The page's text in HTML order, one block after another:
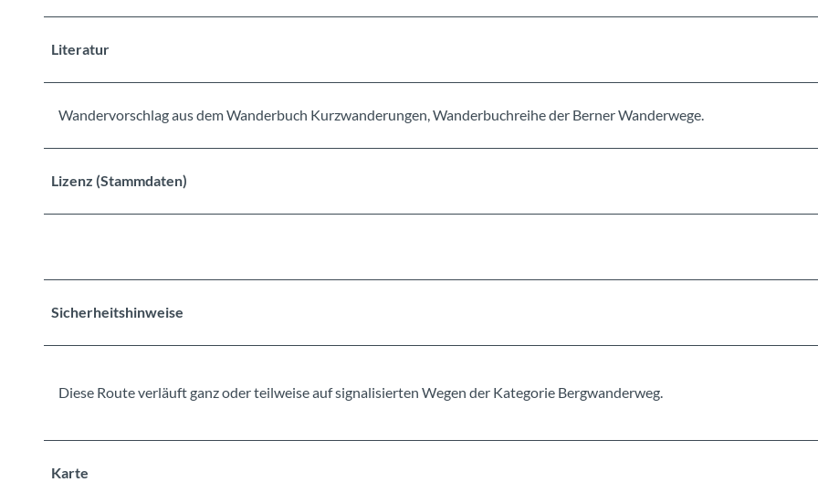
Literatur
Wandervorschlag aus dem Wanderbuch Kurzwanderungen, Wanderbuchreihe der Berner Wanderwege.
Lizenz (Stammdaten)
Sicherheitshinweise
Diese Route verläuft ganz oder teilweise auf signalisierten Wegen der Kategorie Bergwanderweg.
Karte